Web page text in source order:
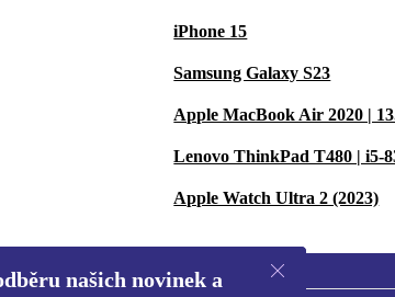
iPhone 15
Samsung Galaxy S23
Apple MacBook Air 2020 |
Lenovo ThinkPad T480 | i5-
Apple Watch Ultra 2 (2023)
našich novinek a